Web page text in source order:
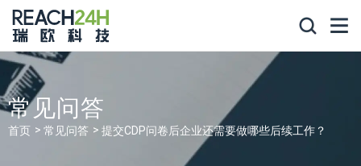
常见问答
首页 常见问答 提交CDP问卷后企业还需要做哪些后续工作？